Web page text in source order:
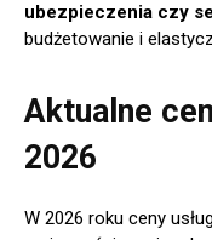
ubezpieczenia czy
budżetowanie i
Aktualne
2026
W 2026 roku ceny